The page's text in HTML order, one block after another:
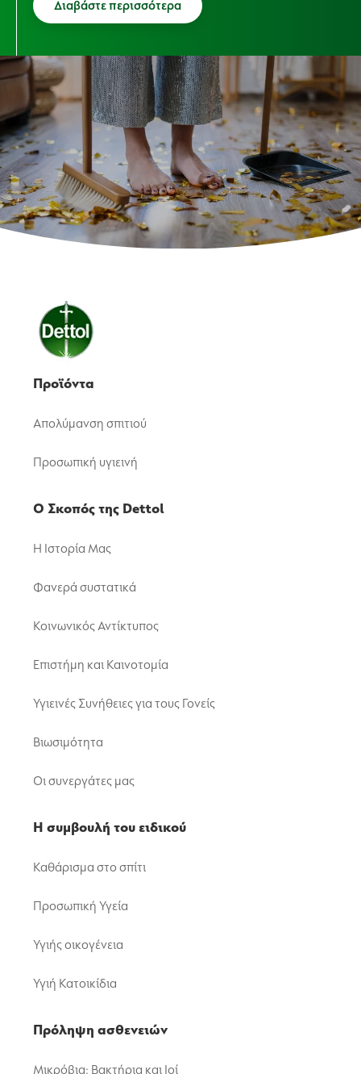
Διαβάστε περισσότερα
Προϊόντα
Απολύμανση σπιτιού
Προσωπική υγιεινή
Ο Σκοπός της Dettol
Η Ιστορία Μας
Φανερά συστατικά
Κοινωνικός Αντίκτυπος
Επιστήμη και Καινοτομία
Υγιεινές Συνήθειες για τους Γονείς
Βιωσιμότητα
Οι συνεργάτες μας
Η συμβουλή του ειδικού
Καθάρισμα στο σπίτι
Προσωπική Υγεία
Υγιής οικογένεια
Υγιή Κατοικίδια
Πρόληψη ασθενειών
Μικρόβια: Βακτήρια και Ιοί